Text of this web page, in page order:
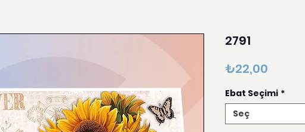
2791
₺22,00
Ebat Seçimi *
Seç